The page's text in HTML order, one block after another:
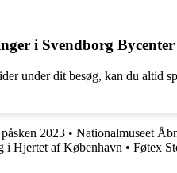
i Svendborg
under dit besøg, kan du altid
2023 • Nationalmuseet
i Hjertet af København • Føtex